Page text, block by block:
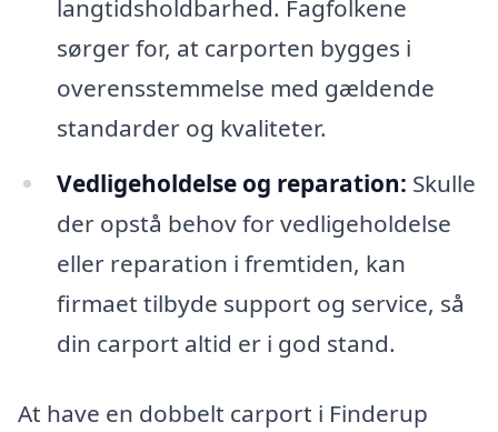
langtidsholdbarhed. Fagfolkene
sørger for, at carporten bygges i
overensstemmelse med gældende
standarder og kvaliteter.
Vedligeholdelse og reparation: Skulle
der opstå behov for vedligeholdelse
eller reparation i fremtiden, kan
firmaet tilbyde support og service, så
din carport altid er i god stand.
At have en dobbelt carport i Finderup